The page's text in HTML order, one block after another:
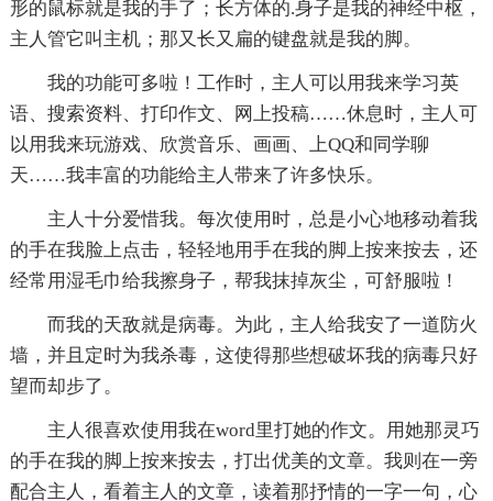
形的鼠标就是我的手了；长方体的.身子是我的神经中枢，
主人管它叫主机；那又长又扁的键盘就是我的脚。
我的功能可多啦！工作时，主人可以用我来学习英
语、搜索资料、打印作文、网上投稿……休息时，主人可
以用我来玩游戏、欣赏音乐、画画、上QQ和同学聊
天……我丰富的功能给主人带来了许多快乐。
主人十分爱惜我。每次使用时，总是小心地移动着我
的手在我脸上点击，轻轻地用手在我的脚上按来按去，还
经常用湿毛巾给我擦身子，帮我抹掉灰尘，可舒服啦！
而我的天敌就是病毒。为此，主人给我安了一道防火
墙，并且定时为我杀毒，这使得那些想破坏我的病毒只好
望而却步了。
主人很喜欢使用我在word里打她的作文。用她那灵巧
的手在我的脚上按来按去，打出优美的文章。我则在一旁
配合主人，看着主人的文章，读着那抒情的一字一句，心